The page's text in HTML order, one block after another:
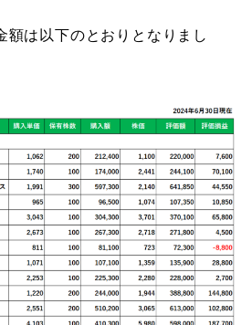
額は以下のとおりとなりまし